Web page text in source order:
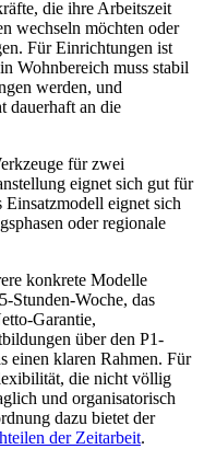
die ihre Arbeitszeit
wechseln möchten oder
Für Einrichtungen ist
Wohnbereich muss stabil
werden, und
dauerhaft an die
für zwei
eignet sich gut für
eignet sich
oder regionale
konkrete Modelle
Stunden-Woche, das
Garantie,
über den P1-
einen klaren Rahmen. Für
die nicht völlig
und organisatorisch
dazu bietet der
der Zeitarbeit.